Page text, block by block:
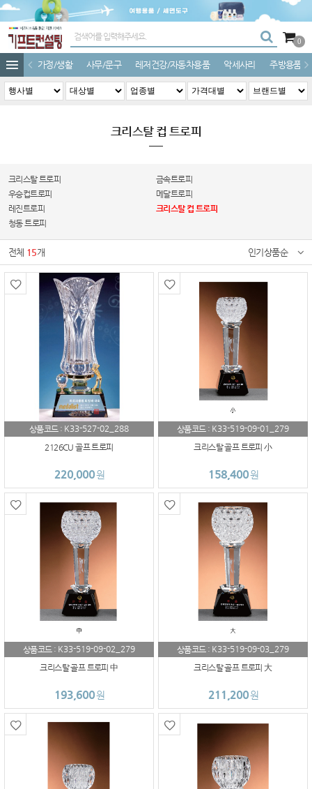
0
가정/생활 사무/문구 레저건강/자동차용품 악세사리 주방용품
크리스탈 컵 트로피
크리스탈 트로피
금속트로피
우승컵트로피
메달트로피
레진트로피
크리스탈 컵 트로피
청동 트로피
전체 15개 인기상품순
상품코드 : K33-527-02_288
2126CU 골프 트로피
220,000원
상품코드 : K33-519-09-01_279
크리스탈 골프 트로피 小
158,400원
상품코드 : K33-519-09-02_279
크리스탈 골프 트로피 中
193,600원
상품코드 : K33-519-09-03_279
크리스탈 골프 트로피 大
211,200원